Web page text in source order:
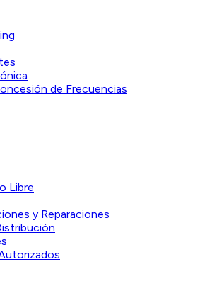
de Frecuencias
Libre
y Reparaciones